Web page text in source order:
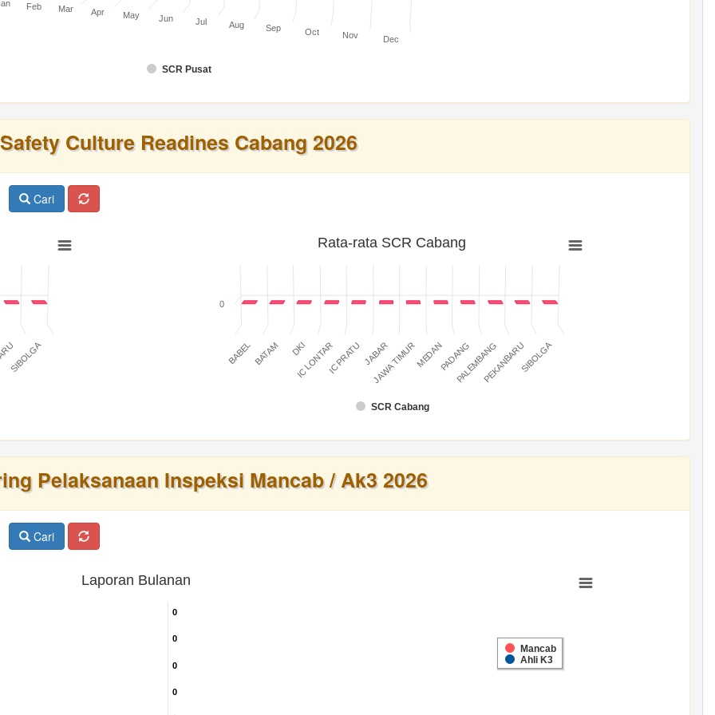
SCR Pusat
Feb Mar Apr May Jun Jul Aug Sep Oct Nov Dec
Safety Culture Readines Cabang 2026
Cari
SIBOLGA
Rata-rata SCR Cabang
SCR Cabang
BABELBATAM DKI
IC LONTARIC PRATU JABAR
JAWA TIMURMEDANPADANGPALEMBANGPEKANBARUSIBOLGA
0
Pelaksanaan Inspeksi Mancab / Ak3 2026
Cari
Laporan Bulanan
0
0
0
0
0
0
0
0
Mancab
Ahli K3